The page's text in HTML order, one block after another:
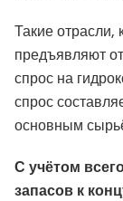
Такие отрасли,
предъявляют
спрос на
спрос
основным
С учётом
запасов к